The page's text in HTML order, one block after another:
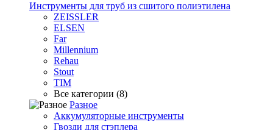
Инструменты для труб из сшитого полиэтилена
ZEISSLER
ELSEN
Far
Millennium
Rehau
Stout
TIM
Все категории (8)
Разное
Аккумуляторные инструменты
Гвозди для стэплера